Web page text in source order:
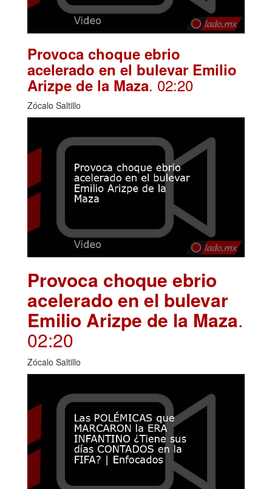
Provoca choque ebrio
acelerado en el bulevar Emilio
Arizpe de la Maza. 02:20
Zócalo Saltillo
Provoca choque ebrio
acelerado en el bulevar
Emilio Arizpe de la Maza.
02:20
Zócalo Saltillo